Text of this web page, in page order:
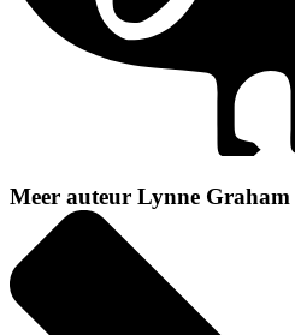
Meer auteur Lynne Graham